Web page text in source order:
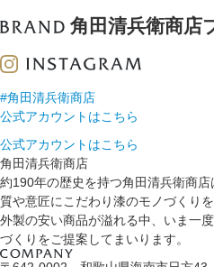
角田清兵衛商店
#角田清兵衛商店
公式アカウントはこちら
公式アカウントはこちら
角田清兵衛商店
約190年の歴史を持つ角田清兵衛商
質や意匠にこだわり漆のモノづくり
外製の安い商品が溢れる中、いま一
づくりをご提案してまいります。